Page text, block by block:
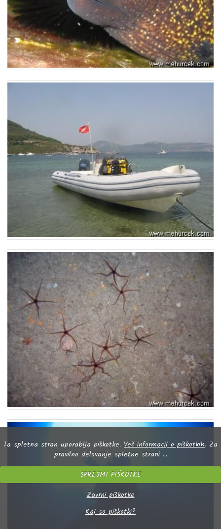
Ta spletna stran uporablja piškotke. Več informacij o piškotkih. Za
pravilno delovanje spletne strani ...
SPREJMI PIŠKOTKE
Zavrni piškotke
Kaj so piškotki?